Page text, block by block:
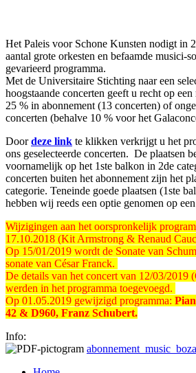
Het Paleis voor Schone Kunsten nodigt in
aantal grote orkesten en befaamde musici-
gevarieerd programma.
Met de Universitaire Stichting naar een
hoogstaande concerten geeft u recht op
25 % in abonnement (13 concerten) of
concerten (behalve 10 % voor het
Doordeze link te klikken verkrijgt u het
ons geselecteerde concerten. De plaatsen
voornamelijk op het 1ste balkon in 2de
concerten buiten het abonnement zijn het
categorie. Teneinde goede plaatsen (1ste
hebben wij reeds een optie genomen op
Wijzigingen aan het oorspronkelijk
17.10.2018 (Kit Armstrong & Renaud
Op 15/01/2019 wordt de Sonate van
sonate van César Franck.
De details van het concert van 12/03/2019
werden in het programma toegevoegd.
Op 01.05.2019 gewijzigd programma:
42 & D960, Franz Schubert.
Info: